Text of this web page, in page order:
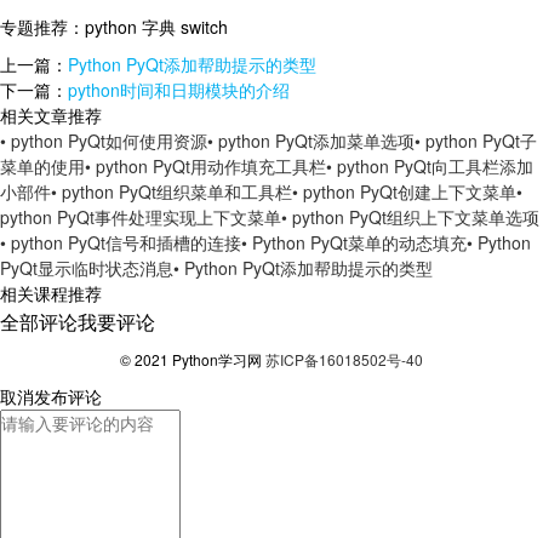
专题推荐： python 字典 switch
上一篇： Python PyQt添加帮助提示的类型
下一篇： python时间和日期模块的介绍
相关文章推荐
• python PyQt如何使用资源• python PyQt添加菜单选项• python PyQt子
菜单的使用• python PyQt用动作填充工具栏• python PyQt向工具栏添加
小部件• python PyQt组织菜单和工具栏• python PyQt创建上下文菜单•
python PyQt事件处理实现上下文菜单• python PyQt组织上下文菜单选项
• python PyQt信号和插槽的连接• Python PyQt菜单的动态填充• Python
PyQt显示临时状态消息• Python PyQt添加帮助提示的类型
相关课程推荐
全部评论我要评论
© 2021 Python学习网 苏ICP备16018502号-40
取消发布评论